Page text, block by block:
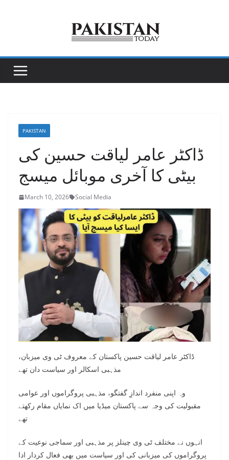
PAKISTAN
ڈاکٹر عامر لیاقت حسین کی
بیٹی کا آخری موبائل میسج
March 10, 2026 Social Media
ڈاکٹر عامر لیاقت حسین پاکستان کے معروف ٹی وی میزبان،
مذہبی اسکالر اور سیاست دان تھے
وہ اپنی منفرد اندازِ گفتگو، مذہبی پروگراموں اور عوامی
مقبولیت کی وجہ سے پاکستان میڈیا میں اک نمایاں مقام رکھتے
تھے
انہوں نے مختلف ٹی وی چینلز پر مذہبی اور سماجی نوعیت کے
پروگراموں کی میزبانی کی اور سیاست میں بھی فعال کردار ادا